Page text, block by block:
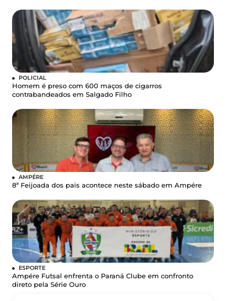
POLICIAL
Homem é preso com 600 maços de cigarros
contrabandeados em Salgado Filho
AMPÉRE
8ª Feijoada dos pais acontece neste sábado em Ampére
ESPORTE
Ampére Futsal enfrenta o Paraná Clube em confronto
direto pela Série Ouro